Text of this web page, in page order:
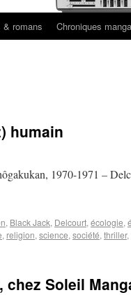
& romans Chroniques manga
humain
1970-1971 –
, Black Jack, Delcourt, écologie,
, religion, science, société, thriller,
Soleil